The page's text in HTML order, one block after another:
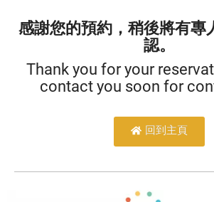
感謝您的預約，稍後將有專
認。
Thank you for your
contact you soon for
回到主頁